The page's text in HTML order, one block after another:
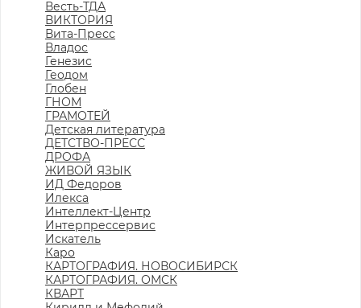
Весть-ТДА
ВИКТОРИЯ
Вита-Пресс
Владос
Генезис
Геодом
Глобен
ГНОМ
ГРАМОТЕЙ
Детская литература
ДЕТСТВО-ПРЕСС
ДРОФА
ЖИВОЙ ЯЗЫК
ИД Федоров
Илекса
Интеллект-Центр
Интерпрессервис
Искатель
Каро
КАРТОГРАФИЯ. НОВОСИБИРСК
КАРТОГРАФИЯ. ОМСК
КВАРТ